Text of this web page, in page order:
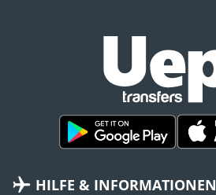
HILFE & INFORMATIONEN